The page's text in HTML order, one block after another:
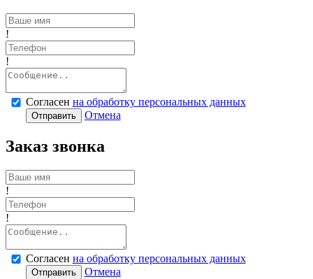
!
!
Согласен на обработку персональных данных
Отправить Отмена
Заказ звонка
!
!
Согласен на обработку персональных данных
Отправить Отмена